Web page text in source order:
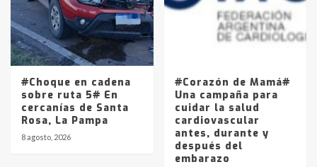
#Choque en cadena
sobre ruta 5# En
cercanías de Santa
Rosa, La Pampa
8 agosto, 2026
#Corazón de Mamá#
Una campaña para
cuidar la salud
cardiovascular
antes, durante y
después del
embarazo